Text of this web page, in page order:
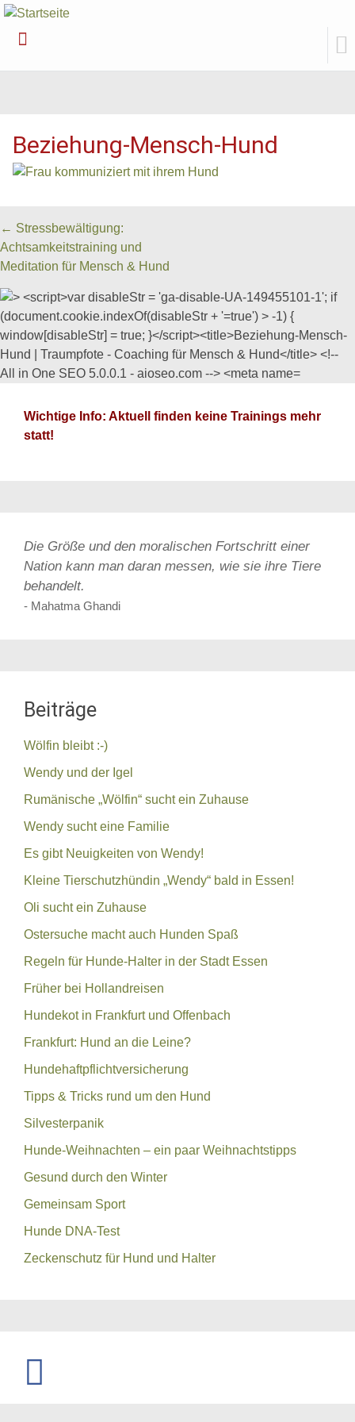
Beziehung-Mensch-Hund
Beitrags
Navigation
← Stressbewältigung:
Achtsamkeitstraining und
Meditation für Mensch & Hund
Wichtige Info: Aktuell finden keine Trainings mehr
statt!
Die Größe und den moralischen Fortschritt einer
Nation kann man daran messen, wie sie ihre Tiere
behandelt.
- Mahatma Ghandi
Beiträge
Wölfin bleibt :-)
Wendy und der Igel
Rumänische „Wölfin“ sucht ein Zuhause
Wendy sucht eine Familie
Es gibt Neuigkeiten von Wendy!
Kleine Tierschutzhündin „Wendy“ bald in Essen!
Oli sucht ein Zuhause
Ostersuche macht auch Hunden Spaß
Regeln für Hunde-Halter in der Stadt Essen
Früher bei Hollandreisen
Hundekot in Frankfurt und Offenbach
Frankfurt: Hund an die Leine?
Hundehaftpflichtversicherung
Tipps & Tricks rund um den Hund
Silvesterpanik
Hunde-Weihnachten – ein paar Weihnachtstipps
Gesund durch den Winter
Gemeinsam Sport
Hunde DNA-Test
Zeckenschutz für Hund und Halter